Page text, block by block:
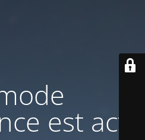
est actif